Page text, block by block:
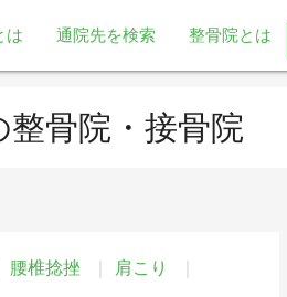
は 通院先を検索 整骨院とは
骨院・接骨院
腰椎捻挫
肩こり